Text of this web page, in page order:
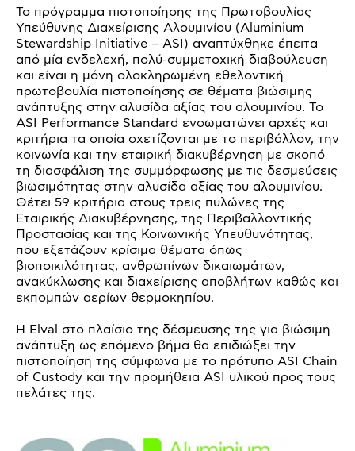
Το πρόγραμμα πιστοποίησης της Πρωτοβουλίας
Υπεύθυνης Διαχείρισης Αλουμινίου (Aluminium
Stewardship Initiative – ASI) αναπτύχθηκε έπειτα
από μία ενδελεχή, πολύ-συμμετοχική διαβούλευση
και είναι η μόνη ολοκληρωμένη εθελοντική
πρωτοβουλία πιστοποίησης σε θέματα βιώσιμης
ανάπτυξης στην αλυσίδα αξίας του αλουμινίου. Το
ASI Performance Standard ενσωματώνει αρχές και
κριτήρια τα οποία σχετίζονται με το περιβάλλον, την
κοινωνία και την εταιρική διακυβέρνηση με σκοπό
τη διασφάλιση της συμμόρφωσης με τις δεσμεύσεις
βιωσιμότητας στην αλυσίδα αξίας του αλουμινίου.
Θέτει 59 κριτήρια στους τρεις πυλώνες της
Εταιρικής Διακυβέρνησης, της Περιβαλλοντικής
Προστασίας και της Κοινωνικής Υπευθυνότητας,
που εξετάζουν κρίσιμα θέματα όπως
βιοποικιλότητας, ανθρωπίνων δικαιωμάτων,
ανακύκλωσης και διαχείρισης αποβλήτων καθώς και
εκπομπών αερίων θερμοκηπίου.
Η Elval στο πλαίσιο της δέσμευσης της για βιώσιμη
ανάπτυξη ως επόμενο βήμα θα επιδιώξει την
πιστοποίηση της σύμφωνα με το πρότυπο ASI Chain
of Custody και την προμήθεια ASI υλικού προς τους
πελάτες της.